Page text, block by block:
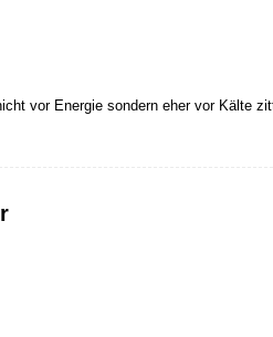
vor Energie sondern eher vor Kälte